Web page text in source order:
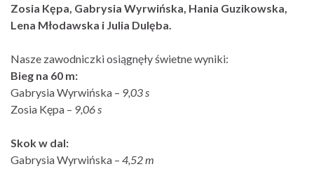
Zosia Kępa, Gabrysia Wyrwińska, Hania Guzikowska,
Lena Młodawska i Julia Dulęba.
Nasze zawodniczki osiągnęły świetne wyniki:
Bieg na 60 m:
Gabrysia Wyrwińska – 9,03 s
Zosia Kępa – 9,06 s
Skok w dal:
Gabrysia Wyrwińska – 4,52 m